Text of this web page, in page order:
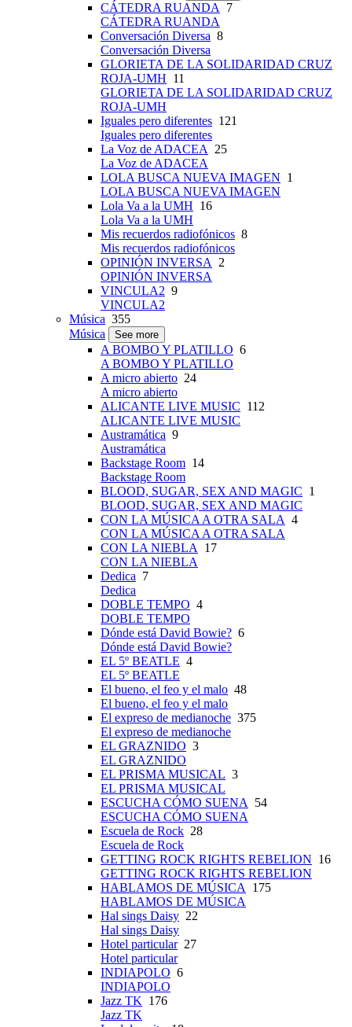
CÁTEDRA RUANDA
7
CÁTEDRA RUANDA
Conversación Diversa 8
Conversación Diversa
GLORIETA DE LA SOLIDARIDAD CRUZ
ROJA-UMH 11
GLORIETA DE LA SOLIDARIDAD CRUZ
ROJA-UMH
Iguales pero diferentes 121
Iguales pero diferentes
La Voz de ADACEA
25
La Voz de ADACEA
LOLA BUSCA NUEVA IMAGEN 1
LOLA BUSCA NUEVA IMAGEN
Lola Va a la UMH 16
Lola Va a la UMH
Mis recuerdos radiofónicos 8
Mis recuerdos radiofónicos
OPINIÓN INVERSA
2
OPINIÓN INVERSA
VINCULA2 9
VINCULA2
Música 355
Música
See more
A BOMBO Y PLATILLO 6
A BOMBO Y PLATILLO
A micro abierto 24
A micro abierto
ALICANTE LIVE MUSIC 112
ALICANTE LIVE MUSIC
Austramática 9
Austramática
Backstage Room 14
Backstage Room
BLOOD, SUGAR, SEX AND MAGIC 1
BLOOD, SUGAR, SEX AND MAGIC
CON LA MÚSICA A OTRA SALA 4
CON LA MÚSICA A OTRA SALA
CON LA NIEBLA
17
CON LA NIEBLA
Dedica 7
Dedica
DOBLE TEMPO 4
DOBLE TEMPO
Dónde está David Bowie? 6
Dónde está David Bowie?
EL 5º BEATLE 4
EL 5º BEATLE
El bueno, el feo y el malo 48
El bueno, el feo y el malo
El expreso de medianoche 375
El expreso de medianoche
EL GRAZNIDO 3
EL GRAZNIDO
EL PRISMA MUSICAL 3
EL PRISMA MUSICAL
ESCUCHA CÓMO SUENA
54
ESCUCHA CÓMO SUENA
Escuela de Rock 28
Escuela de Rock
GETTING ROCK RIGHTS REBELION 16
GETTING ROCK RIGHTS REBELION
HABLAMOS DE MÚSICA
175
HABLAMOS DE MÚSICA
Hal sings Daisy 22
Hal sings Daisy
Hotel particular27
Hotel particular
INDIAPOLO 6
INDIAPOLO
Jazz TK 176
Jazz TK